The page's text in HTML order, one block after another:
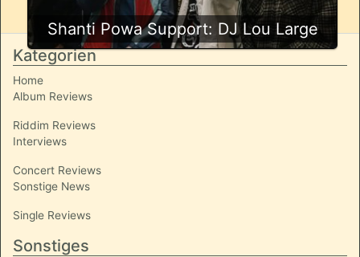
Shanti Powa Support: DJ Lou Large
Kategorien
Home
Album Reviews
Riddim Reviews
Interviews
Concert Reviews
Sonstige News
Single Reviews
Sonstiges